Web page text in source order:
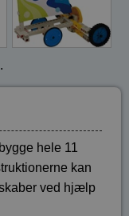
hele 11
kan
ved hjælp